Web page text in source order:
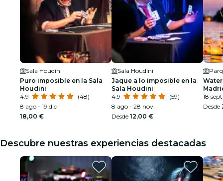
Sala Houdini
Puro imposible en la Sala
Houdini
4.9
(48)
8 ago - 19 dic
18,00 €
Sala Houdini
Jaque a lo imposible en la
Sala Houdini
4.9
(59)
8 ago - 28 nov
Desde 12,00 €
18
Desde
Descubre nuestras experiencias destacadas